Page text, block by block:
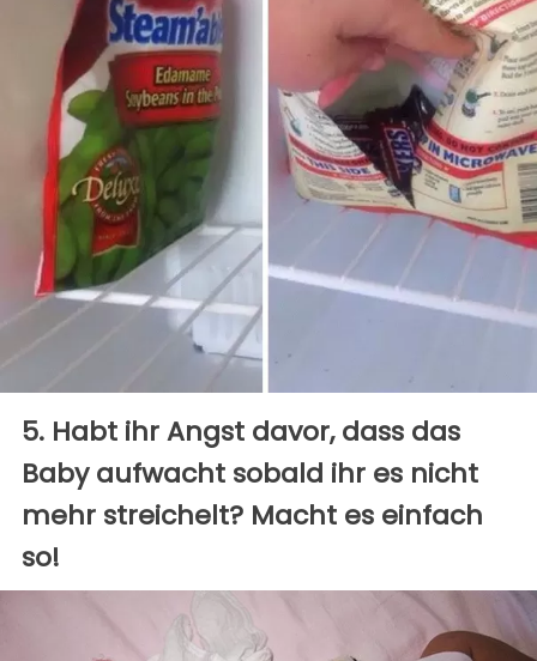
5. Habt ihr Angst davor, dass das
Baby aufwacht sobald ihr es nicht
mehr streichelt? Macht es einfach
so!